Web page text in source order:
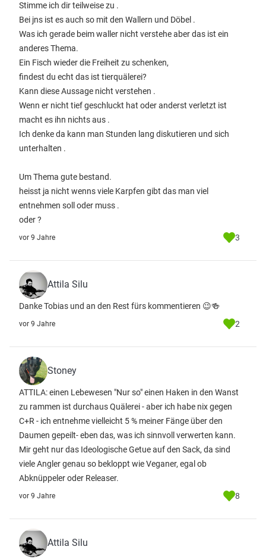
Stimme ich dir teilweise zu .
Bei jns ist es auch so mit den Wallern und Döbel .
Was ich gerade beim waller nicht verstehe aber das ist ein
anderes Thema.
Ein Fisch wieder die Freiheit zu schenken,
findest du echt das ist tierquälerei?
Kann diese Aussage nicht verstehen .
Wenn er nicht tief geschluckt hat oder anderst verletzt ist
macht es ihn nichts aus .
Ich denke da kann man Stunden lang diskutieren und sich
unterhalten .
Um Thema gute bestand.
heisst ja nicht wenns viele Karpfen gibt das man viel
entnehmen soll oder muss .
oder ?
vor 9 Jahre 3
Attila Silu
Danke Tobias und an den Rest fürs kommentieren 😉🍻
vor 9 Jahre 2
Stoney
ATTILA: einen Lebewesen "Nur so" einen Haken in den Wanst
zu rammen ist durchaus Quälerei - aber ich habe nix gegen
C+R - ich entnehme vielleicht 5 % meiner Fänge über den
Daumen gepeilt- eben das, was ich sinnvoll verwerten kann.
Mir geht nur das Ideologische Getue auf den Sack, da sind
viele Angler genau so bekloppt wie Veganer, egal ob
Abknüppeler oder Releaser.
vor 9 Jahre 8
Attila Silu